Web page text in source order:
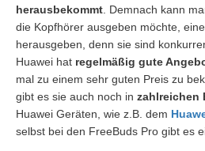
herausbekommt . Demnach kann
die Kopfhörer ausgeben möchte, eine
herausgeben, denn sie sind
Huawei hat regelmäßig gute
mal zu einem sehr guten Preis zu
gibt es sie auch noch in zahlreichen
Huawei Geräten, wie z.B. dem
selbst bei den FreeBuds Pro gibt es